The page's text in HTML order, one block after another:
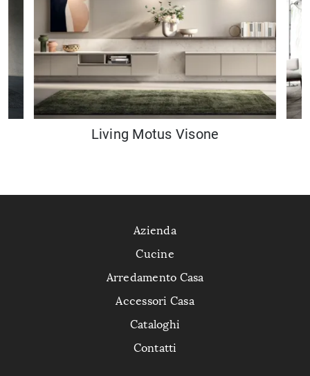
Living Motus Visone
Azienda
Cucine
Arredamento Casa
Accessori Casa
Cataloghi
Contatti